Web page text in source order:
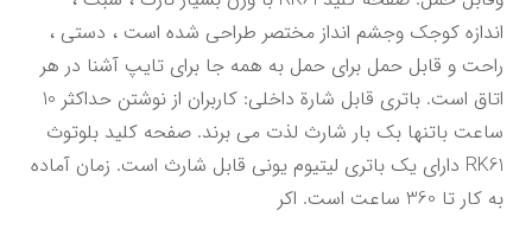
به کار تا 360 ساعت است. اکر